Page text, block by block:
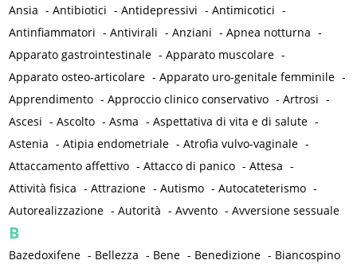
Ansia -Antibiotici -Antidepressivi -Antimicotici -
Antinfiammatori -Antivirali -Anziani -Apnea notturna -
Apparato gastrointestinale -Apparato muscolare -
Apparato osteo-articolare -Apparato uro-genitale femminile -
Apprendimento -Approccio clinico conservativo -Artrosi -
Ascesi -Ascolto -Asma -Aspettativa di vita e di salute -
Astenia -Atipia endometriale -Atrofia vulvo-vaginale -
Attaccamento affettivo -Attacco di panico -Attesa -
Attività fisica -Attrazione -Autismo -Autocateterismo -
Autorealizzazione -Autorità -Avvento -Avversione sessuale
B
Bazedoxifene - Bellezza - Bene - Benedizione - Biancospino